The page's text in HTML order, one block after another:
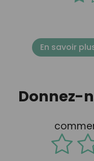
En savoir
Donnez-